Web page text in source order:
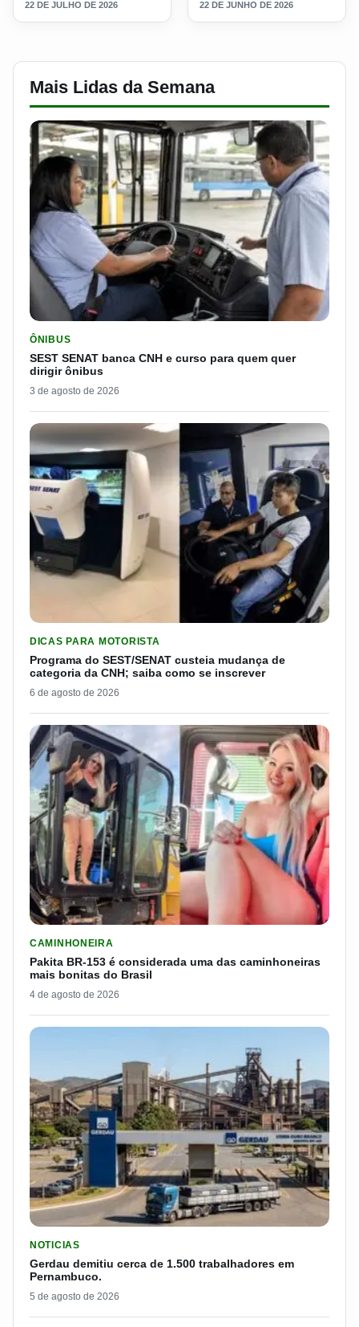
22 DE JULHO DE 2026
22 DE JUNHO DE 2026
Mais Lidas da Semana
ÔNIBUS
SEST SENAT banca CNH e curso para quem quer
dirigir ônibus
3 de agosto de 2026
DICAS PARA MOTORISTA
Programa do SEST/SENAT custeia mudança de
categoria da CNH; saiba como se inscrever
6 de agosto de 2026
CAMINHONEIRA
Pakita BR-153 é considerada uma das caminhoneiras
mais bonitas do Brasil
4 de agosto de 2026
NOTICIAS
Gerdau demitiu cerca de 1.500 trabalhadores em
Pernambuco.
5 de agosto de 2026